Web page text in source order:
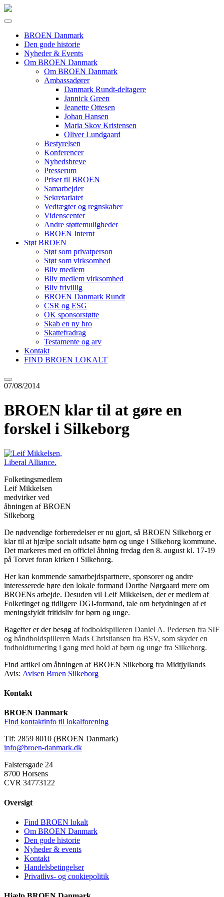
BROEN Danmark
Den gode historie
Nyheder & Events
Om BROEN Danmark
Om BROEN Danmark
Ambassadører
Danmark Rundt-deltagere
Jannick Green
Jeanette Ottesen
Johan Hansen
Maria Skov Kristensen
Oliver Lundgaard
Bestyrelsen
Konferencer
Nyhedsbreve
Presserum
Priser til BROEN
Samarbejder
Sekretariatet
Vedtægter og regnskaber
Videnscenter
Andre støttemuligheder
BROEN Internt
Støt BROEN
Støt som privatperson
Støt som virksomhed
Bliv medlem
Bliv medlem virksomhed
Bliv frivillig
BROEN Danmark Rundt
CSR og ESG
OK sponsorstøtte
Skab en ny bro
Skattefradrag
Testamente og arv
Kontakt
FIND BROEN LOKALT
07/08/2014
BROEN klar til at gøre en
forskel i Silkeborg
Folketingsmedlem
Leif Mikkelsen
medvirker ved
åbningen af BROEN
Silkeborg
De nødvendige forberedelser er nu gjort, så BROEN Silkeborg er
klar til at hjælpe socialt udsatte børn og unge i Silkeborg kommune.
Det markeres med en officiel åbning fredag den 8. august kl. 17-19
på Torvet foran kirken i Silkeborg.
Her kan kommende samarbejdspartnere, sponsorer og andre
interesserede høre den lokale formand Dorthe Nørgaard mere om
BROENs arbejde. Desuden vil Leif Mikkelsen, der er medlem af
Folketinget og tidligere DGI-formand, tale om betydningen af et
meningsfyldt fritidsliv for børn og unge.
Bagefter er der besøg affodboldspilleren Daniel A. Pedersen fra SIF
og håndboldspilleren Mads Christiansen fra BSV, som skyder en
fodboldturnering i gang med hold af børn og unge fra Silkeborg.
Find artikel om åbningen af BROEN Silkeborg fra Midtjyllands
Avis: Avisen Broen Silkeborg
Kontakt
BROEN Danmark
Find kontaktinfo til lokalforening
Tlf: 2859 8010 (BROEN Danmark)
info@broen-danmark.dk
Falstersgade 24
8700 Horsens
CVR 34773122
Oversigt
Find BROEN lokalt
Om BROEN Danmark
Den gode historie
Nyheder & events
Kontakt
Handelsbetingelser
Privatlivs- og cookiepolitik